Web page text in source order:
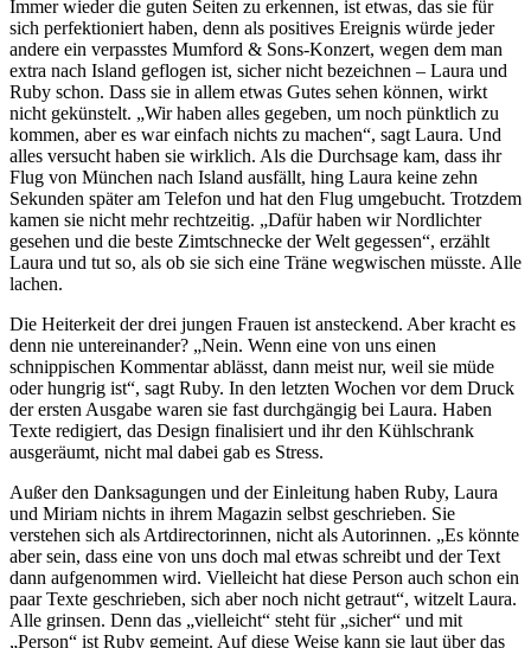
Immer wieder die guten Seiten zu erkennen, ist etwas, das sie für
sich perfektioniert haben, denn als positives Ereignis würde jeder
andere ein verpasstes Mumford & Sons-Konzert, wegen dem man
extra nach Island geflogen ist, sicher nicht bezeichnen – Laura und
Ruby schon. Dass sie in allem etwas Gutes sehen können, wirkt
nicht gekünstelt. „Wir haben alles gegeben, um noch pünktlich zu
kommen, aber es war einfach nichts zu machen“, sagt Laura. Und
alles versucht haben sie wirklich. Als die Durchsage kam, dass ihr
Flug von München nach Island ausfällt, hing Laura keine zehn
Sekunden später am Telefon und hat den Flug umgebucht. Trotzdem
kamen sie nicht mehr rechtzeitig. „Dafür haben wir Nordlichter
gesehen und die beste Zimtschnecke der Welt gegessen“, erzählt
Laura und tut so, als ob sie sich eine Träne wegwischen müsste. Alle
lachen.
Die Heiterkeit der drei jungen Frauen ist ansteckend. Aber kracht es
denn nie untereinander? „Nein. Wenn eine von uns einen
schnippischen Kommentar ablässt, dann meist nur, weil sie müde
oder hungrig ist“, sagt Ruby. In den letzten Wochen vor dem Druck
der ersten Ausgabe waren sie fast durchgängig bei Laura. Haben
Texte redigiert, das Design finalisiert und ihr den Kühlschrank
ausgeräumt, nicht mal dabei gab es Stress.
Außer den Danksagungen und der Einleitung haben Ruby, Laura
und Miriam nichts in ihrem Magazin selbst geschrieben. Sie
verstehen sich als Artdirectorinnen, nicht als Autorinnen. „Es könnte
aber sein, dass eine von uns doch mal etwas schreibt und der Text
dann aufgenommen wird. Vielleicht hat diese Person auch schon ein
paar Texte geschrieben, sich aber noch nicht getraut“, witzelt Laura.
Alle grinsen. Denn das „vielleicht“ steht für „sicher“ und mit
„Person“ ist Ruby gemeint. Auf diese Weise kann sie laut über das